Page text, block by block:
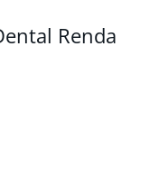
Renda